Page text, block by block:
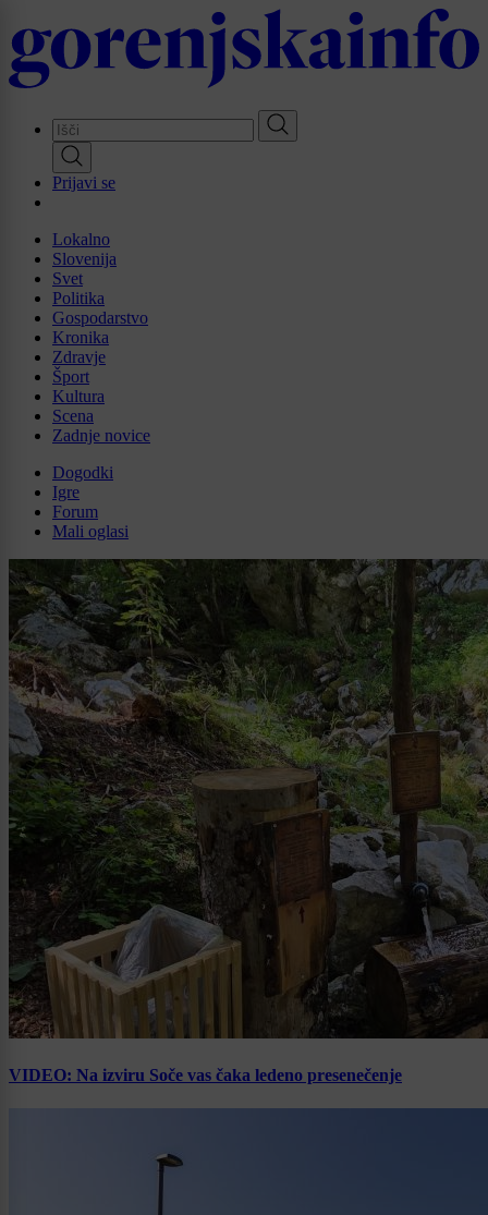
to
main
content
Prijavi se
Lokalno
Slovenija
Svet
Politika
Gospodarstvo
Kronika
Zdravje
Šport
Kultura
Scena
Zadnje novice
Dogodki
Igre
Forum
Mali oglasi
VIDEO: Na izviru Soče vas čaka ledeno presenečenje